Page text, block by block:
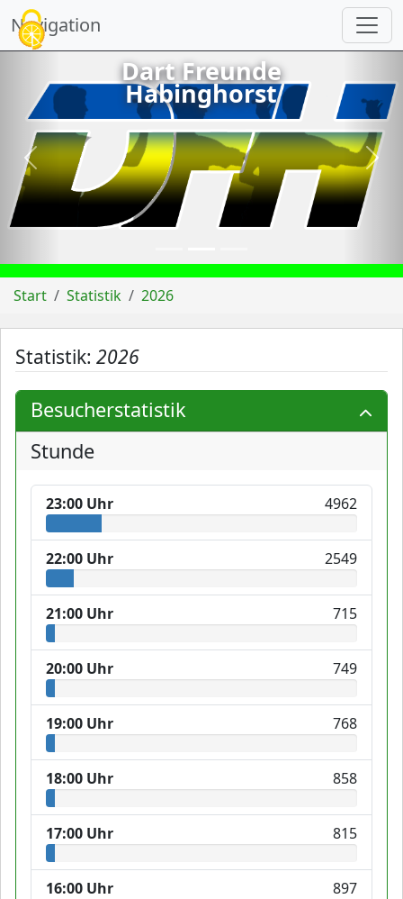
Navigation
vorheriges
Dart Freunde
Habinghorst
Start Statistik 2026
Statistik: 2026
Besucherstatistik
Stunde
23:00 Uhr 4962
22:00 Uhr 2549
21:00 Uhr 715
20:00 Uhr 749
19:00 Uhr 768
18:00 Uhr 858
17:00 Uhr 815
16:00 Uhr 897
Cookie-Einstellungen